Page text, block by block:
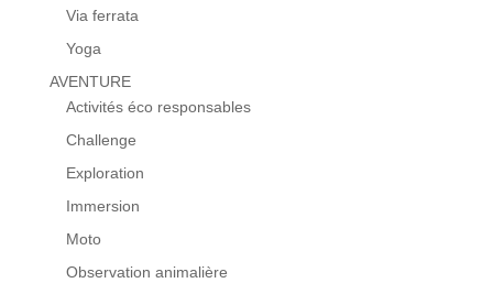
Via ferrata
Yoga
AVENTURE
Activités éco responsables
Challenge
Exploration
Immersion
Moto
Observation animalière